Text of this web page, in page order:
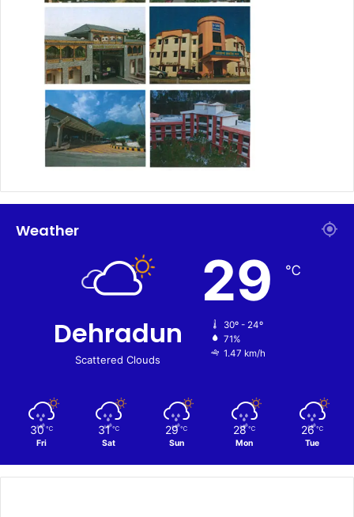
Weather
Dehradun
Scattered Clouds
29 ℃
30º - 24º
71%
1.47 km/h
30 ℃
Fri
31 ℃
Sat
29 ℃
Sun
28 ℃
Mon
26 ℃
Tue